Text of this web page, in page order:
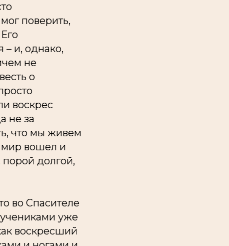
поверить,
– и, однако,
не
о
воскрес
не за
что мы живем
мир вошел и
долгой,
во Спасителе
уже
воскресший